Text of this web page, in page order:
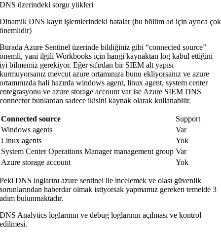
DNS üzerindeki sorgu yükleri
Dinamik DNS kayıt işlemlerindeki hatalar (bu bölüm ad için ayrıca çok
önemlidir)
Burada Azure Sentinel üzerinde bildiğiniz gibi “connected source”
önemli, yani ilgili Workbooks için hangi kaynaktan log kabul ettiğini
iyi bilmemiz gerekiyor. Eğer sıfırdan bir SIEM alt yapısı
kurmuyorsanız mevcut azure ortamınıza bunu ekliyorsanız ve azure
ortamınızda hali hazırda windows agent, linux agent, system center
entegrasyonu ve azure storage account var ise Azure SIEM DNS
connector bunlardan sadece ikisini kaynak olarak kullanabilir.
Connected source
Support
Windows agents
Var
Linux agents
Yok
System Center Operations Manager management group Var
Azure storage account
Yok
Peki DNS loglarını azure sentinel ile incelemek ve olası güvenlik
sorunlarından haberdar olmak istiyorsak yapmamız gereken temelde 3
adım bulunmaktadır.
DNS Analytics loglarının ve debug loglarının açılması ve kontrol
edilmesi.